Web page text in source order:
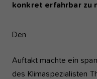
konkret erfahrbar zu
Den
Auftakt machte ein
des Klimaspezialisten